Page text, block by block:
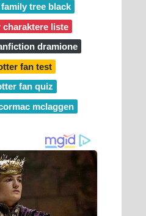
tree black
liste
dramione
fan test
fan quiz
mclaggen